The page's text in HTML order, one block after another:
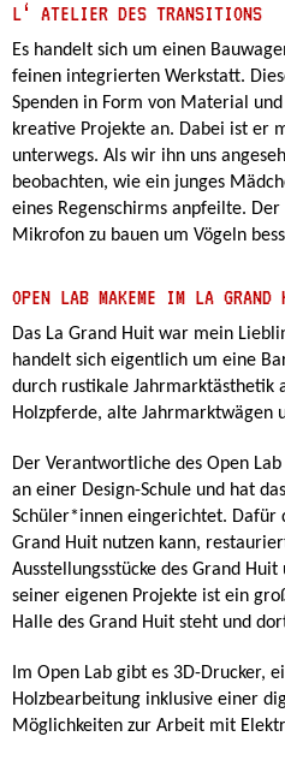
L‘ ATELIER DES TRANSITIONS
Es handelt sich um einen
feinen integrierten Werkstatt.
Spenden in Form von Material
kreative Projekte an. Dabei ist er
unterwegs. Als wir ihn uns
beobachten, wie ein junges
eines Regenschirms anpfeilte.
Mikrofon zu bauen um Vögeln
OPEN LAB MAKEME IM LA GRAND
Das La Grand Huit war mein
handelt sich eigentlich um eine
durch rustikale Jahrmarktästhetik
Holzpferde, alte Jahrmarktwägen
Der Verantwortliche des Open
an einer Design-Schule und hat
Schüler*innen eingerichtet. Dafür
Grand Huit nutzen kann,
Ausstellungsstücke des Grand
seiner eigenen Projekte ist ein
Halle des Grand Huit steht und
Im Open Lab gibt es 3D-Drucker,
Holzbearbeitung inklusive einer
Möglichkeiten zur Arbeit mit